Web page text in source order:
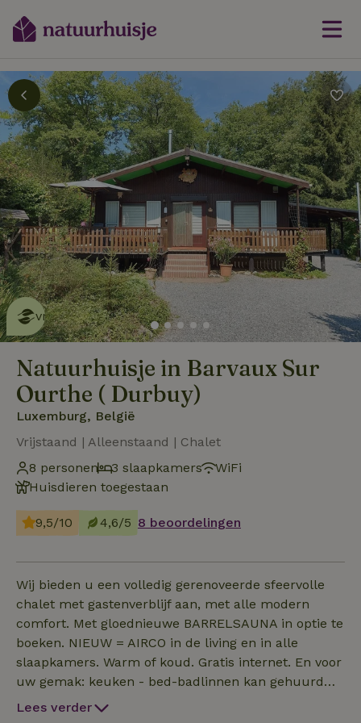
Dit natuurhuisje is eco-
vriendelijklees meer
Natuurhuisje in Barvaux Sur
Ourthe ( Durbuy)
Luxemburg, België
Vrijstaand | Alleenstaand | Chalet
8 personen
3 slaapkamers
WiFi
Huisdieren toegestaan
9,5/10 4,6/5 8 beoordelingen
Wij bieden u een volledig gerenoveerde sfeervolle
chalet met gastenverblijf aan, met alle modern
comfort. Met gloednieuwe BARRELSAUNA in optie te
boeken. NIEUW = AIRCO in de living en in alle
slaapkamers. Warm of koud. Gratis internet. En voor
uw gemak: keuken - bed-badlinnen kan gehuurd
worden. Zithoek 3-2-1 zit salon , Flatscreen
Lees verder